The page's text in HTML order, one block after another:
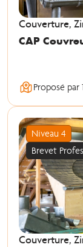
Couverture,
CAP
Proposé par
Niveau 4
Brevet
Couverture,